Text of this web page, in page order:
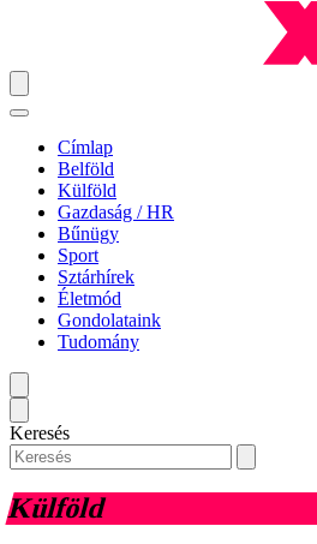
Címlap
Belföld
Külföld
Gazdaság / HR
Bűnügy
Sport
Sztárhírek
Életmód
Gondolataink
Tudomány
Keresés
Külföld